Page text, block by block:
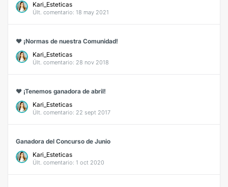
Kari_Esteticas
Últ. comentario: 18 may 2021
❤ ¡Normas de nuestra Comunidad!
Kari_Esteticas
Últ. comentario: 28 nov 2018
❤️ ¡Tenemos ganadora de abril!
Kari_Esteticas
Últ. comentario: 22 sept 2017
Ganadora del Concurso de Junio
Kari_Esteticas
Últ. comentario: 1 oct 2020